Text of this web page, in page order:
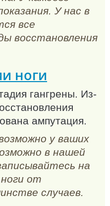
У нас в
все
восстановления
ноги
гангрены. Из-
ампутация.
у ваших
в нашей
на
от
случаев.